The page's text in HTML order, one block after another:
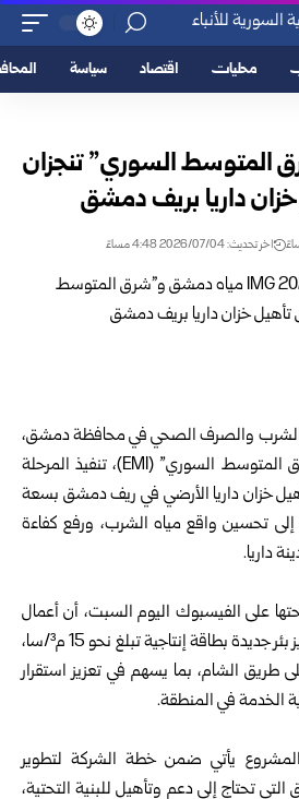
محليات اقتصاد سياسة
المتوسط السوري” تنجزان
داريا بريف ‏دمشق
اخر تحديث: 2026/07/04 4:48 مساءً
الشرب والصرف الصحيفي محافظة دمشق،
بالتعاون مع ‏مؤسسة “شرق المتوسط السوري” (‏EMI‏)، تنفيذ المرحلة
‏خزان داريا الأرضي في ريف دمشق بسعة
إلى تحسين واقع مياه ‏الشرب، ورفع كفاءة
داريا.‏
على الفيسبوك اليوم السبت، أن أعمال
المرحلة الأولى ‏شملت تجهيز بئر جديدة بطاقة إنتاجية تبلغ نحو 15 م³/سا،
طريق الشام، بما يسهم في تعزيز استقرار
الخدمة في ‏المنطقة.‏
يأتي ضمن خطة الشركة لتطوير
تحتاج إلى دعم وتأهيل للبنية التحتية،